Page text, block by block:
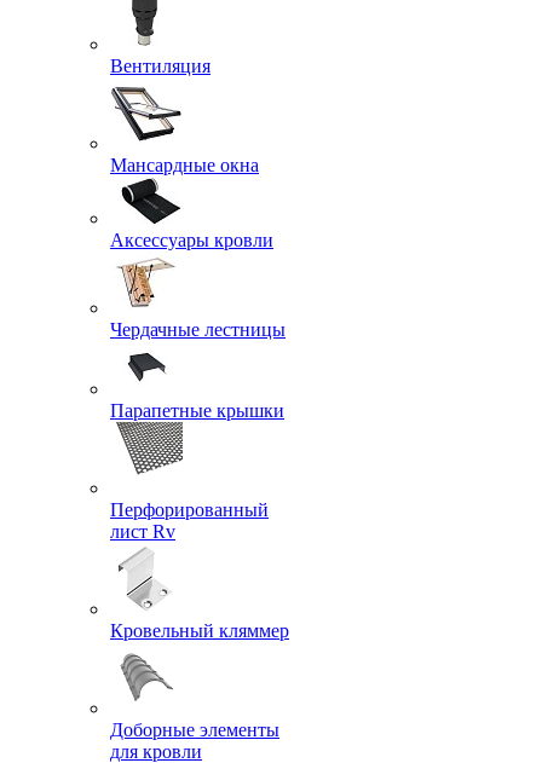
Вентиляция
Мансардные окна
Аксессуары кровли
Чердачные лестницы
Парапетные крышки
Перфорированный
лист Rv
Кровельный кляммер
Доборные элементы
для кровли